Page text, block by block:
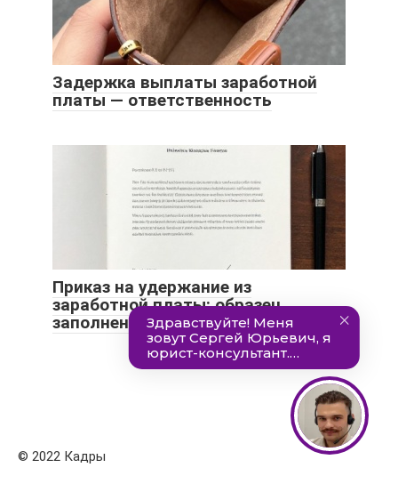
Задержка выплаты заработной
платы — ответственность
Приказ на удержание из
заработной платы: образец
заполнения
© 2022 Кадры